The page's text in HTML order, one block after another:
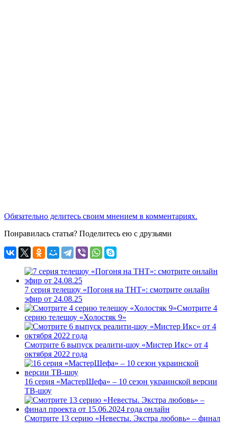
Обязательно делитесь своим мнением в комментариях.
Понравилась статья? Поделитесь ею с друзьями
7 серия телешоу «Погоня на ТНТ»: смотрите онлайн
эфир от 24.08.25
Смотрите 4
серию телешоу «Холостяк 9»
Смотрите 6 выпуск реалити-шоу «Мистер Икс» от 4
октября 2022 года
16 серия «МастерШефа» – 10 сезон украинской версии
ТВ-шоу
Смотрите 13 серию «Невесты. Экстра любовь» – финал